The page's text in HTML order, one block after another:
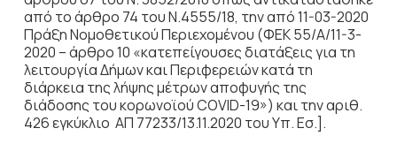
από το άρθρο 74 του Ν.4555/18, την από 11-03-2020
Πράξη Νομοθετικού Περιεχομένου (ΦΕΚ 55/Α/11-3-
2020 – άρθρο 10 «κατεπείγουσες διατάξεις για τη
λειτουργία Δήμων και Περιφερειών κατά τη
διάρκεια της λήψης μέτρων αποφυγής της
διάδοσης του κορωνοϊού COVID-19») και την αριθ.
426 εγκύκλιο ΑΠ 77233/13.11.2020 του Υπ. Εσ.].